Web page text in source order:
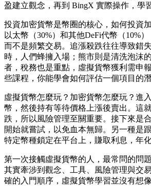
盈建立觀念，再到 BingX 實際操作，學
投資加密貨幣是幣圈的核心，如何投資
以太幣（30%）和其他DeFi代幣（10%
而不是頻繁交易。追漲殺跌往往導致錯
時，人們蜂擁入場；熊市則是清洗泡沫
者，稅務也是重點，虛擬貨幣獲利需申
些課程，你能學會如何評估一個項目的
虛擬貨幣怎麼玩？加密貨幣怎麼玩？進
幣，然後持有等待價格上漲後賣出。這
跌，所以風險管理至關重要。接下來是
開始就嘗試，以免血本無歸。另一種是
特定幣種鎖定在平台上，賺取利息，年
第一次接觸虛擬貨幣的人，最常問的問
其實牽涉到觀念、工具、風險管理與交
確的入門順序，虛擬貨幣學習並沒有想